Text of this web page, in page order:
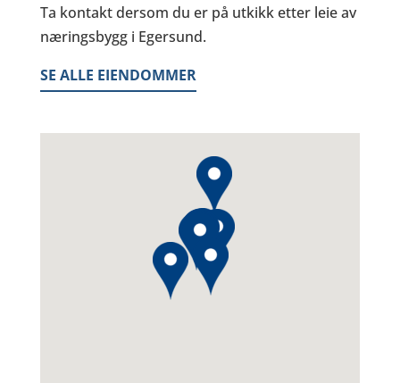
Ta kontakt dersom du er på utkikk etter leie av
næringsbygg i Egersund.
SE ALLE EIENDOMMER